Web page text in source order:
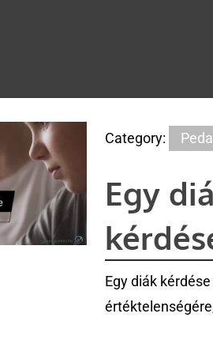
Category:
Egy
Egy diák